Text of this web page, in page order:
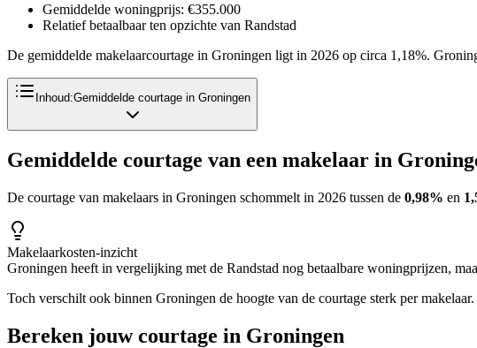
Gemiddelde woningprijs: €355.000
Relatief betaalbaar ten opzichte van Randstad
De gemiddelde makelaarcourtage in Groningen ligt in 2026 op circa 1,18%.
Inhoud:Gemiddelde courtage in Groningen
Gemiddelde courtage van een makelaar in
De courtage van makelaars in Groningen schommelt in 2026 tussen de 0,98% en
Makelaarkosten-inzicht
Groningen heeft in vergelijking met de Randstad nog betaalbare woningprijzen,
Toch verschilt ook binnen Groningen de hoogte van de courtage sterk per
Bereken jouw courtage in Groningen